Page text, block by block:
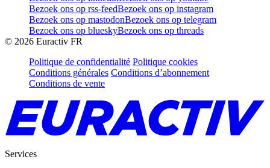
Bezoek ons op rss-feedBezoek ons op instagram
Bezoek ons op mastodonBezoek ons op telegram
Bezoek ons op blueskyBezoek ons op threads
© 2026 Euractiv FR
Politique de confidentialité Politique cookies
Conditions générales Conditions d’abonnement
Conditions de vente
Services